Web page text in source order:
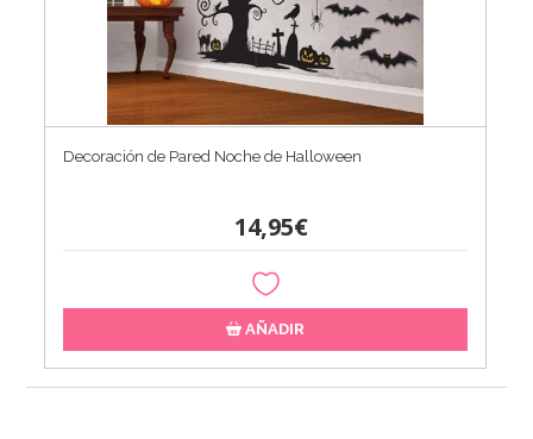
Decoración de Pared Noche de Halloween
14,95€
AÑADIR